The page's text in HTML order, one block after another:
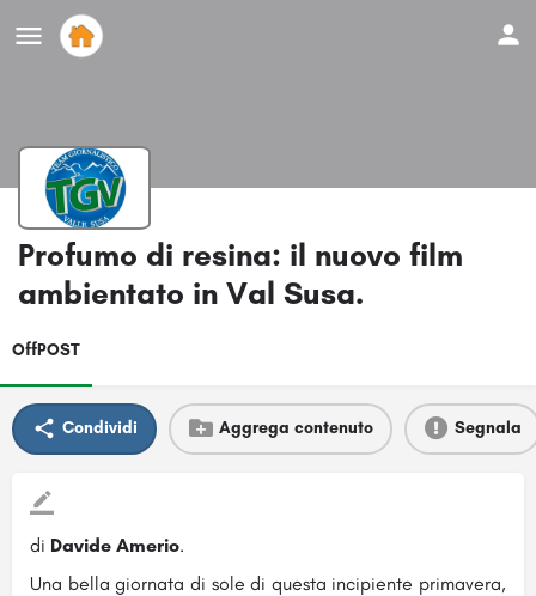
Profumo di resina: il nuovo film
ambientato in Val Susa.
OffPOST
Condividi Aggrega contenuto Segnala
di Davide Amerio.
Una bella giornata di sole di questa incipiente primavera,